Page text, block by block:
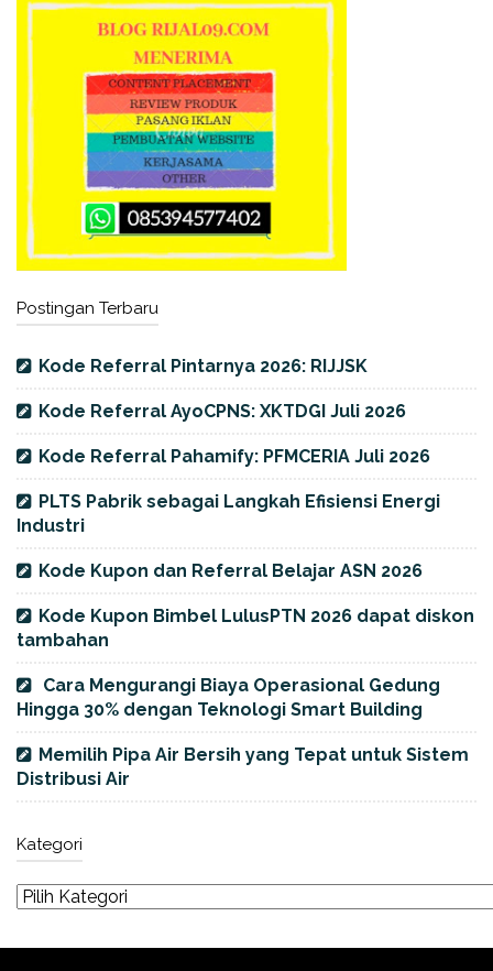
Postingan Terbaru
Kode Referral Pintarnya 2026: RIJJSK
Kode Referral AyoCPNS: XKTDGI Juli 2026
Kode Referral Pahamify: PFMCERIA Juli 2026
PLTS Pabrik sebagai Langkah Efisiensi Energi
Industri
Kode Kupon dan Referral Belajar ASN 2026
Kode Kupon Bimbel LulusPTN 2026 dapat diskon
tambahan
Cara Mengurangi Biaya Operasional Gedung
Hingga 30% dengan Teknologi Smart Building
Memilih Pipa Air Bersih yang Tepat untuk Sistem
Distribusi Air
Kategori